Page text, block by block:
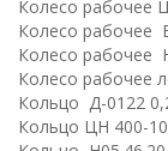
Колесо рабочее
Колесо рабочее
Колесо рабочее
Колесо рабочее
Кольцo Д-0122
Кольцo ЦН 400-